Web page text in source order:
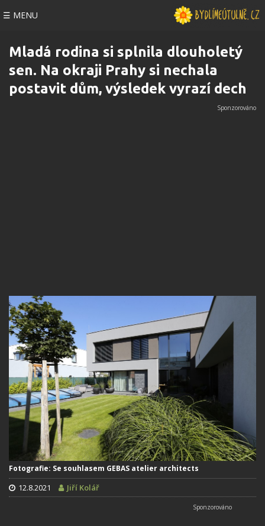
☰ MENU
Mladá rodina si splnila dlouholetý
sen. Na okraji Prahy si nechala
postavit dům, výsledek vyrazí dech
Fotografie: Se souhlasem GEBAS atelier architects
12.8.2021 Jiří Kolář